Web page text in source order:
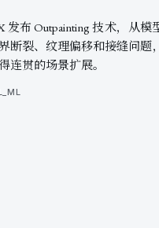
发布 Outpainting 技术，从
断裂、纹理偏移和接缝问题
连贯的场景扩展。